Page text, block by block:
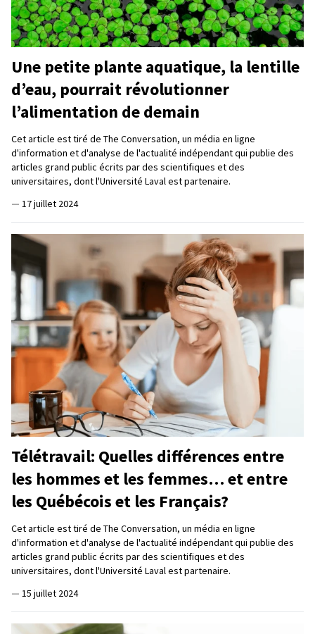
Une petite plante aquatique, la lentille
d’eau, pourrait révolutionner
l’alimentation de demain
Cet article est tiré de The Conversation, un média en ligne
d'information et d'analyse de l'actualité indépendant qui publie des
articles grand public écrits par des scientifiques et des
universitaires, dont l'Université Laval est partenaire.
— 17 juillet 2024
Télétravail: Quelles différences entre
les hommes et les femmes… et entre
les Québécois et les Français?
Cet article est tiré de The Conversation, un média en ligne
d'information et d'analyse de l'actualité indépendant qui publie des
articles grand public écrits par des scientifiques et des
universitaires, dont l'Université Laval est partenaire.
— 15 juillet 2024